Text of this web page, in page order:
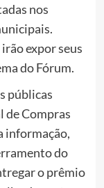
nos
expor seus
do Fórum.
públicas
de Compras
informação,
do
o prêmio